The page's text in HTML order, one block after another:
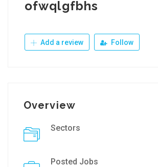
ofwqlgfbhs
Add a review Follow
Overview
Sectors
Posted Jobs